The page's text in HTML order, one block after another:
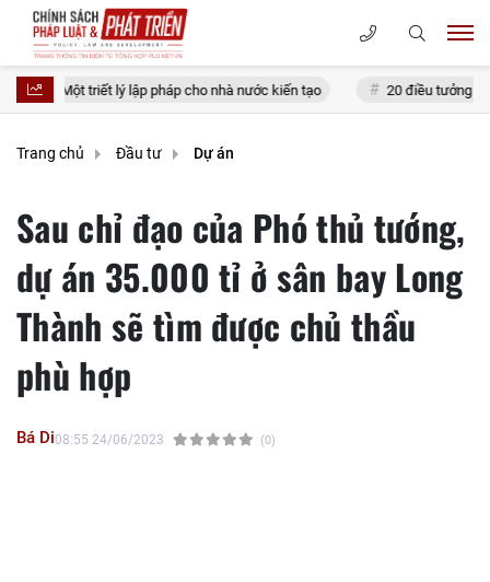
lý lập pháp cho nhà nước kiến tạo 20 điều tưởng tiết kiệm nhưng lại
Trang chủ Đầu tư Dự án
Sau chỉ đạo của Phó thủ tướng,
dự án 35.000 tỉ ở sân bay Long
Thành sẽ tìm được chủ thầu
phù hợp
Bá Di08:55 24/06/2023 (0)